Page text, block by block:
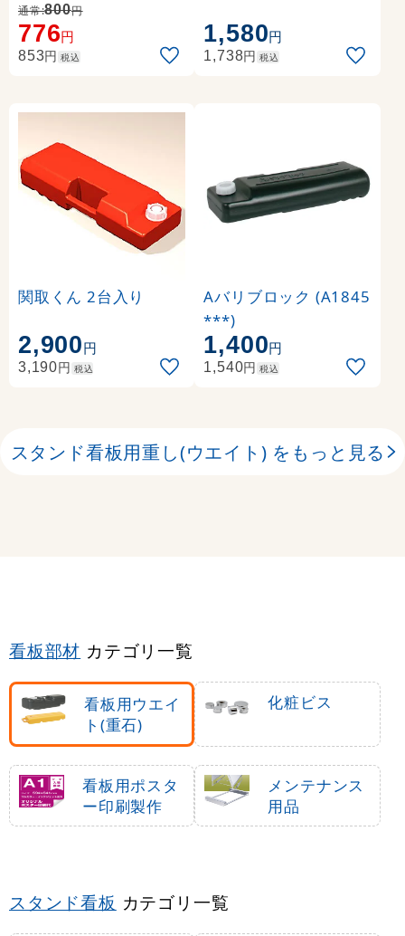
通常:800円
776円
853円 税込
1,580円
1,738円 税込
関取くん 2台入り
2,900円
3,190円 税込
Aバリブロック (A1845
***)
1,400円
1,540円 税込
スタンド看板用重し(ウエイト) をもっと見る
看板部材 カテゴリ一覧
看板用ウエイ
ト(重石)
化粧ビス
看板用ポスタ
ー印刷製作
メンテナンス
用品
スタンド看板 カテゴリ一覧